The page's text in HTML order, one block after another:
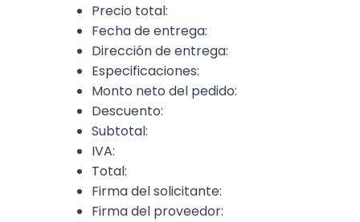
Precio total:
Fecha de entrega:
Dirección de entrega:
Especificaciones:
Monto neto del pedido:
Descuento:
Subtotal:
IVA:
Total:
Firma del solicitante:
Firma del proveedor: